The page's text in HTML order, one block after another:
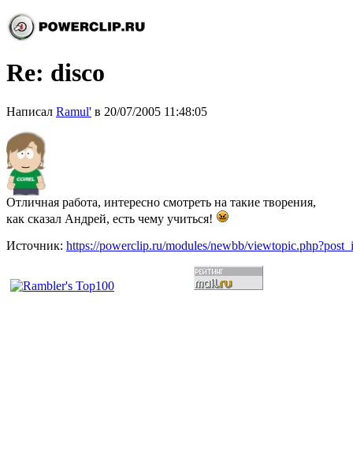
Re: disco
Написал Ramul' в 20/07/2005 11:48:05
Отличная работа, интересно смотреть на такие творения,
как сказал Андрей, есть чему учиться!
Источник: https://powerclip.ru/modules/newbb/